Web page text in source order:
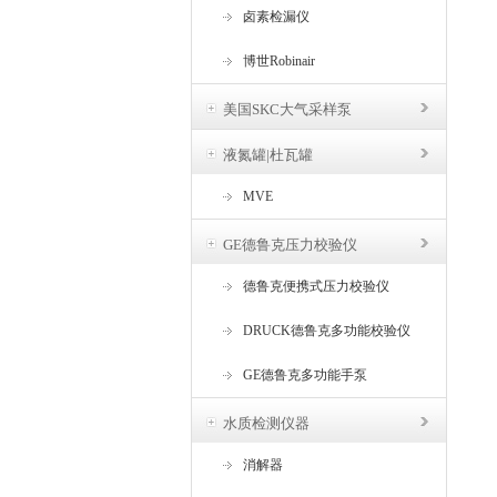
卤素检漏仪
博世Robinair
美国SKC大气采样泵
液氮罐|杜瓦罐
MVE
GE德鲁克压力校验仪
德鲁克便携式压力校验仪
DRUCK德鲁克多功能校验仪
GE德鲁克多功能手泵
水质检测仪器
消解器